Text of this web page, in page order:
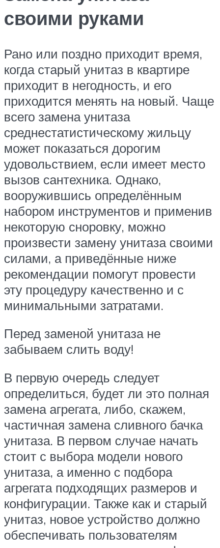
своими руками
Рано или поздно приходит время,
когда старый унитаз в квартире
приходит в негодность, и его
приходится менять на новый. Чаще
всего замена унитаза
среднестатистическому жильцу
может показаться дорогим
удовольствием, если имеет место
вызов сантехника. Однако,
вооружившись определённым
набором инструментов и применив
некоторую сноровку, можно
произвести замену унитаза своими
силами, а приведённые ниже
рекомендации помогут провести
эту процедуру качественно и с
минимальными затратами.
Перед заменой унитаза не
забываем слить воду!
В первую очередь следует
определиться, будет ли это полная
замена агрегата, либо, скажем,
частичная замена сливного бачка
унитаза. В первом случае начать
стоит с выбора модели нового
унитаза, а именно с подбора
агрегата подходящих размеров и
конфигурации. Также как и старый
унитаз, новое устройство должно
обеспечивать пользователям